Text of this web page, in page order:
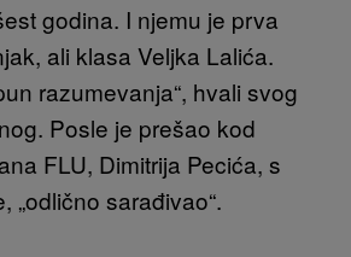
godina. I njemu je prva
ali klasa Veljka Lalića.
razumevanja“, hvali svog
Posle je prešao kod
FLU, Dimitrija Pecića, s
„odlično sarađivao“.